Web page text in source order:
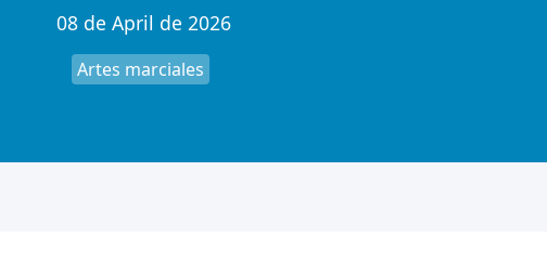
08 de April de 2026
Artes marciales